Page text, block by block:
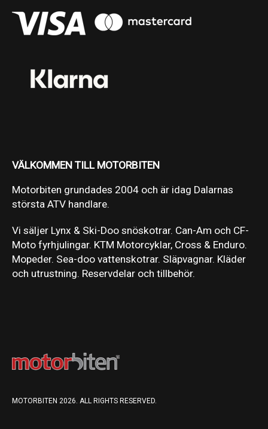
VÄLKOMMEN TILL MOTORBITEN
Motorbiten grundades 2004 och är idag Dalarnas
största ATV handlare.
Vi säljer Lynx & Ski-Doo snöskotrar. Can-Am och CF-
Moto fyrhjulingar. KTM Motorcyklar, Cross & Enduro.
Mopeder. Sea-doo vattenskotrar. Släpvagnar. Kläder
och utrustning. Reservdelar och tillbehör.
MOTORBITEN 2026. ALL RIGHTS RESERVED.